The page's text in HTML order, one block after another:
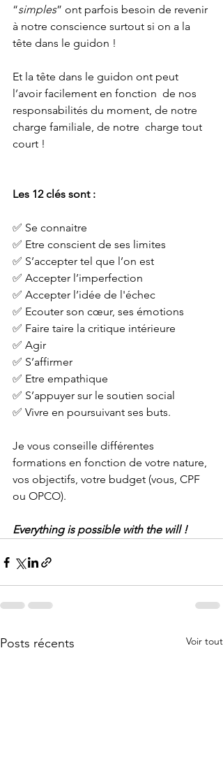
“simples” ont parfois besoin de revenir
à notre conscience surtout si on a la
tête dans le guidon !
Et la tête dans le guidon ont peut
l’avoir facilement en fonction  de nos
responsabilités du moment, de notre
charge familiale, de notre  charge tout
court !
Les 12 clés sont :
✅ Se connaitre
✅ Etre conscient de ses limites
✅ S’accepter tel que l’on est
✅ Accepter l’imperfection
✅ Accepter l’idée de l'échec
✅ Ecouter son cœur, ses émotions
✅ Faire taire la critique intérieure
✅ Agir
✅ S’affirmer
✅ Etre empathique
✅ S’appuyer sur le soutien social
✅ Vivre en poursuivant ses buts.
Je vous conseille différentes
formations en fonction de votre nature,
vos objectifs, votre budget (vous, CPF
ou OPCO).
Everything is possible with the will !
Posts récents Voir tout